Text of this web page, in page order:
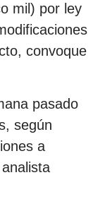
mil) por ley
convoque
pasado
según
a